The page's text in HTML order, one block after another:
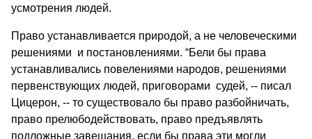
усмотрения людей.
Право устанавливается природой, а не человеческими
решениями и постановлениями. “Бели бы права
устанавливались повелениями народов, решениями
первенствующих людей, приговорами судей, -- писал
Цицерон, -- то существовало бы право разбойничать,
право прелюбодействовать, право предъявлять
подложные завещания, если бы права эти могли